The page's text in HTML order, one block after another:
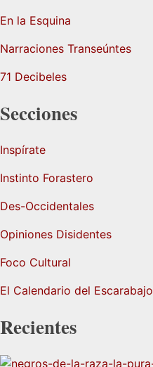
En la Esquina
Narraciones Transeúntes
71 Decibeles
Secciones
Inspírate
Instinto Forastero
Des-Occidentales
Opiniones Disidentes
Foco Cultural
El Calendario del Escarabajo
Recientes